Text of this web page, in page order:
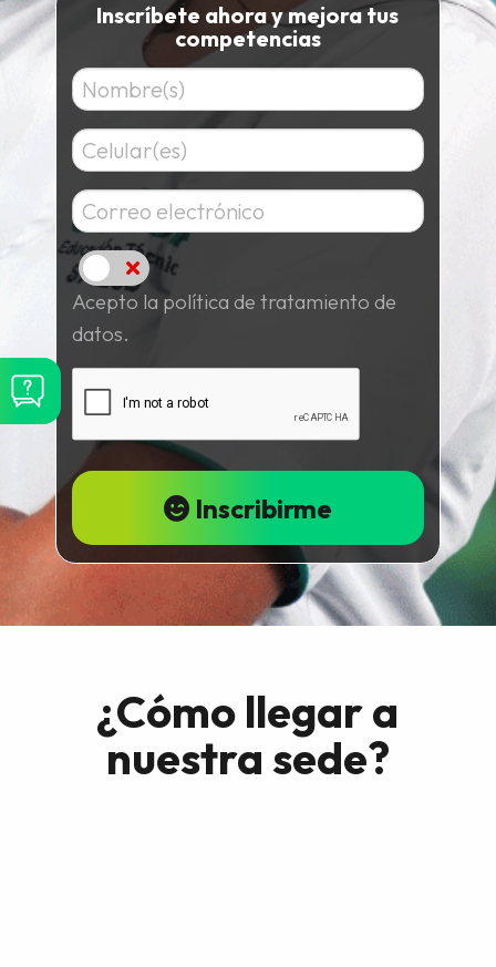
Inscríbete ahora y mejora tus
competencias
Acepto
Acepto la política de tratamiento de
datos.
Inscribirme
¿Cómo llegar a
nuestra sede?